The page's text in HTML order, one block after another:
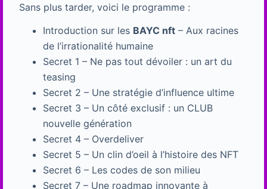
Sans plus tarder, voici le programme :
Introduction sur les BAYC nft– Aux racines
de l’irrationalité humaine
Secret 1 – Ne pas tout dévoiler : un art du
teasing
Secret 2 – Une stratégie d’influence ultime
Secret 3 – Un côté exclusif : un CLUB
nouvelle génération
Secret 4 – Overdeliver
Secret 5 – Un clin d’oeil à l’histoire des NFT
Secret 6 – Les codes de son milieu
Secret 7 – Une roadmap innovante à